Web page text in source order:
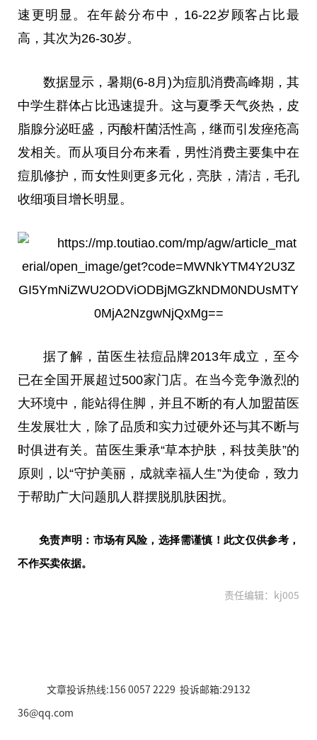
速更明显。在年龄分布中，16-22岁顾客占比最
高，其次为26-30岁。
数据显示，暑期(6-8月)为痘肌消费高峰期，其
中学生群体占比迅速提升。这与夏季天气炎热，皮
脂腺分泌旺盛，丙酸杆菌活性高，继而引发痤疮高
发相关。而从项目分布来看，男性消费主要集中在
痘肌修护，而女性则更多元化，亮肤，清洁，毛孔
收细项目增长明显。
据了解，苗医生祛痘品牌2013年成立，至今
已在全国开展超过500家门店。在当今竞争激烈的
大环境中，能站得住脚，并且不断的有人加盟苗医
生发展壮大，除了品质和实力过硬外还与其不断与
时俱进有关。苗医生秉承“草本护肤，科技美肤”的
原则，以“守护美丽，成就幸福人生”为使命，致力
于帮助广大问题肌人群摆脱肌肤困扰。
免责声明：市场有风险，选择需谨慎！此文仅供参考，
不作买卖依据。
责任编辑：kj005
文章投诉热线:156 0057 2229 投诉邮箱:29132
36@qq.com